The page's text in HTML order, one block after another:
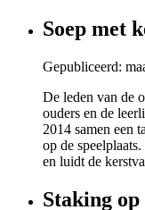
Soep met
Gepubliceerd:
De leden van de
ouders en de
2014 samen een
op de
en luidt de
Staking op